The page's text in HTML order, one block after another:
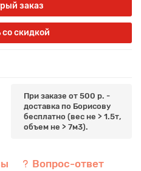
заказ
со скидкой
При заказе от 500 р. -
доставка по Борисову
бесплатно (вес не > 1.5т,
объем не > 7м3).
Вопрос-ответ